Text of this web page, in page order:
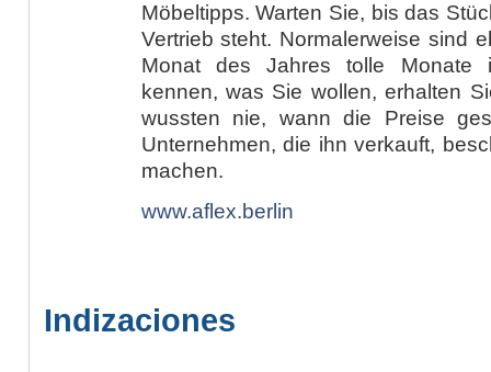
Möbeltipps. Warten Sie, bis das
Vertrieb steht. Normalerweise sind
Monat des Jahres tolle Monate
kennen, was Sie wollen, erhalten
wussten nie, wann die Preise
Unternehmen, die ihn verkauft,
machen.
www.aflex.berlin
Indizaciones